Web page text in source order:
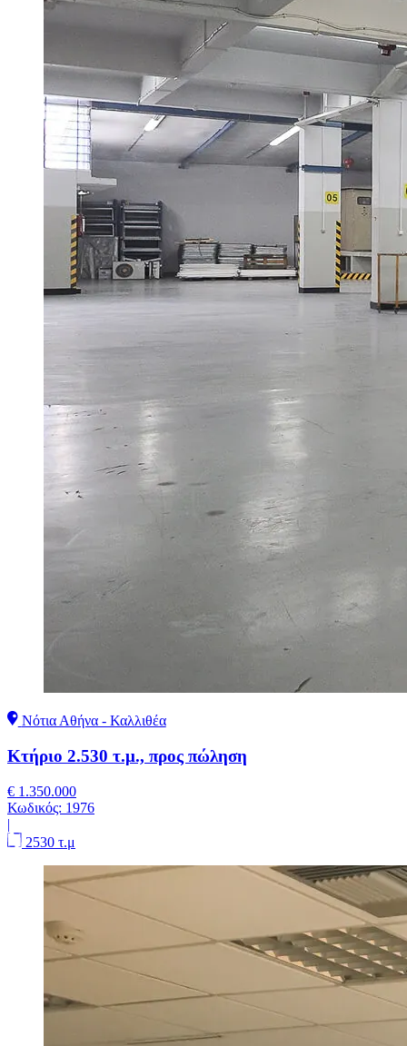
Νότια Αθήνα - Καλλιθέα
Κτήριο 2.530 τ.μ., προς πώληση
€ 1.350.000
Κωδικός: 1976
|
2530 τ.μ